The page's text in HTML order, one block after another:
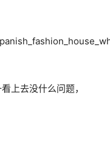
上去没什么问题，